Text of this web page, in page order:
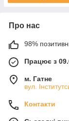
Про нас
98%
Працює з
м. Гатне
вул.
Контакти